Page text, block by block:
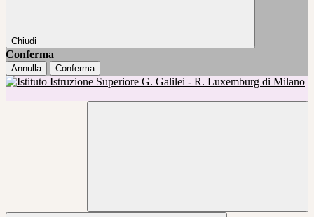
Chiudi
Conferma
Annulla Conferma